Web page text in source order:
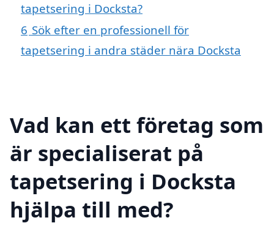
tapetsering i Docksta?
6 Sök efter en professionell för
tapetsering i andra städer nära Docksta
Vad kan ett företag som
är specialiserat på
tapetsering i Docksta
hjälpa till med?